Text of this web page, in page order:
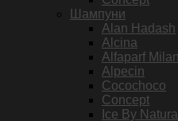
Шампуни
Alan Hadash
Alcina
Alfaparf
Alpecin
Cocochoco
Concept
Ice By